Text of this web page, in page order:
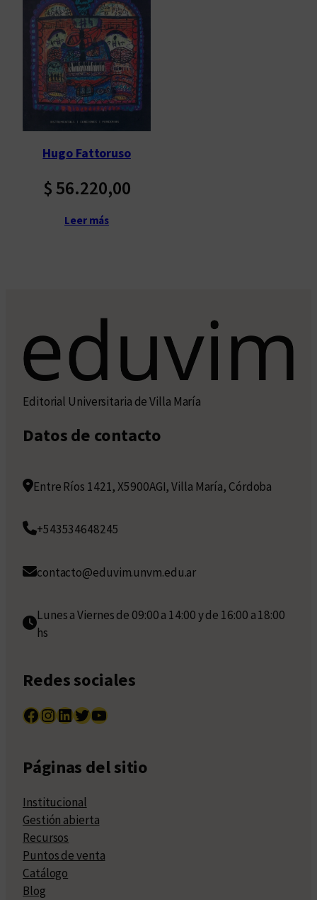
Hugo Fattoruso
$56.220,00
Leer más
Editorial Universitaria de Villa María
Datos de contacto
Entre Ríos 1421, X5900AGI, Villa María, Córdoba
+543534648245
contacto@eduvim.unvm.edu.ar
Lunes a Viernes de 09:00 a 14:00 y de 16:00 a 18:00
hs
Redes sociales
Facebook InstagramLinkedIn Twitter YouTube
Páginas del sitio
Institucional
Gestión abierta
Recursos
Puntos de venta
Catálogo
Blog